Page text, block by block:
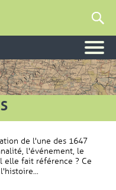
de l'une des 1647
l'événement, le
elle fait référence ? Ce